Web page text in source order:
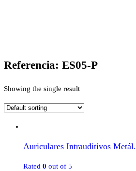
Referencia: ES05-P
Showing the single result
Auriculares Intrauditivos
Rated 0 out of 5